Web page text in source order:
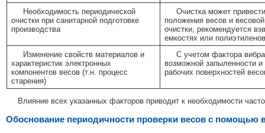
Необходимость периодической
очистки при санитарной подготовке
производства
Очистка может
положения весов и
очистки, рекомендуется
емкостях или
Изменение свойств материалов и
характеристик электронных
компонентов весов (т.н. процесс
старения)
С учетом фактора
возможной запыленности и
рабочих поверхностей
Влияние всех указанных факторов приводит к необходимости
Обоснование периодичности проверки весов с помощью